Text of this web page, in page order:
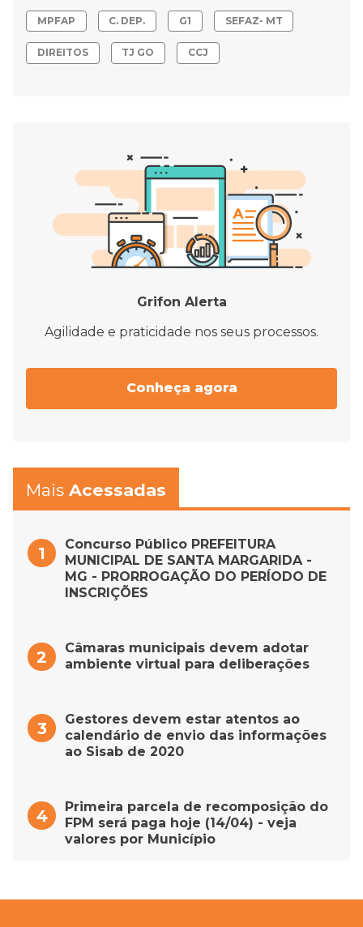
MPFAP C. DEP. G1 SEFAZ- MT
DIREITOS TJ GO CCJ
Grifon Alerta
Agilidade e praticidade nos seus processos.
Conheça agora
Mais Acessadas
Concurso Público PREFEITURA
MUNICIPAL DE SANTA MARGARIDA -
MG - PRORROGAÇÃO DO PERÍODO DE
INSCRIÇÕES
Câmaras municipais devem adotar
ambiente virtual para deliberações
Gestores devem estar atentos ao
calendário de envio das informações
ao Sisab de 2020
Primeira parcela de recomposição do
FPM será paga hoje (14/04) - veja
valores por Município